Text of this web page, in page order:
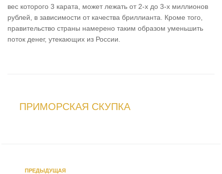
вес которого 3 карата, может лежать от 2-х до 3-х миллионов
рублей, в зависимости от качества бриллианта. Кроме того,
правительство страны намерено таким образом уменьшить
поток денег, утекающих из России.
ПРИМОРСКАЯ СКУПКА
ПРЕДЫДУЩАЯ